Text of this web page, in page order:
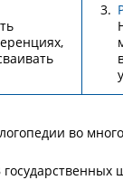
во
государственных